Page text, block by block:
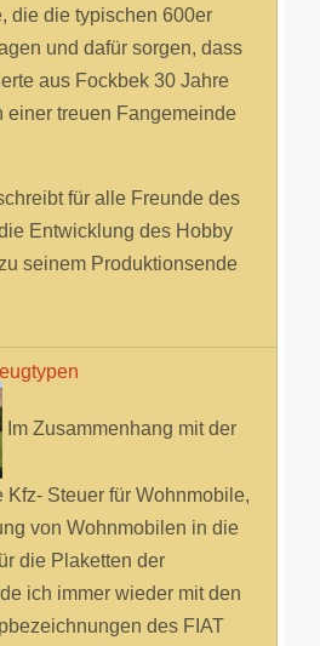
die die typischen 600er
und dafür sorgen, dass
aus Fockbek 30 Jahre
einer treuen Fangemeinde
für alle Freunde des
Entwicklung des Hobby
seinem Produktionsende
Im Zusammenhang mit der
Kfz- Steuer für Wohnmobile,
von Wohnmobilen in die
die Plaketten der
ich immer wieder mit den
des FIAT